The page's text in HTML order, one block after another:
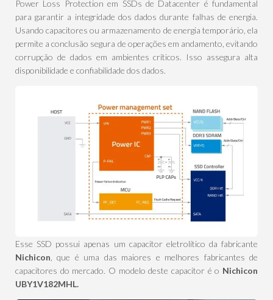
Power Loss Protection em SSDs de Datacenter é fundamental
para garantir a integridade dos dados durante falhas de energia.
Usando capacitores ou armazenamento de energia temporário, ela
permite a conclusão segura de operações em andamento, evitando
corrupção de dados em ambientes críticos. Isso assegura alta
disponibilidade e confiabilidade dos dados.
Esse SSD possui apenas um capacitor eletrolítico da fabricante
Nichicon , que é uma das maiores e melhores fabricantes de
capacitores do mercado. O modelo deste capacitor é o Nichicon
UBY1V182MHL.